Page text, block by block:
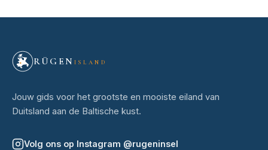
RÜGEN ISLAND
Jouw gids voor het grootste en mooiste eiland van
Duitsland aan de Baltische kust.
Volg ons op Instagram @rugeninsel